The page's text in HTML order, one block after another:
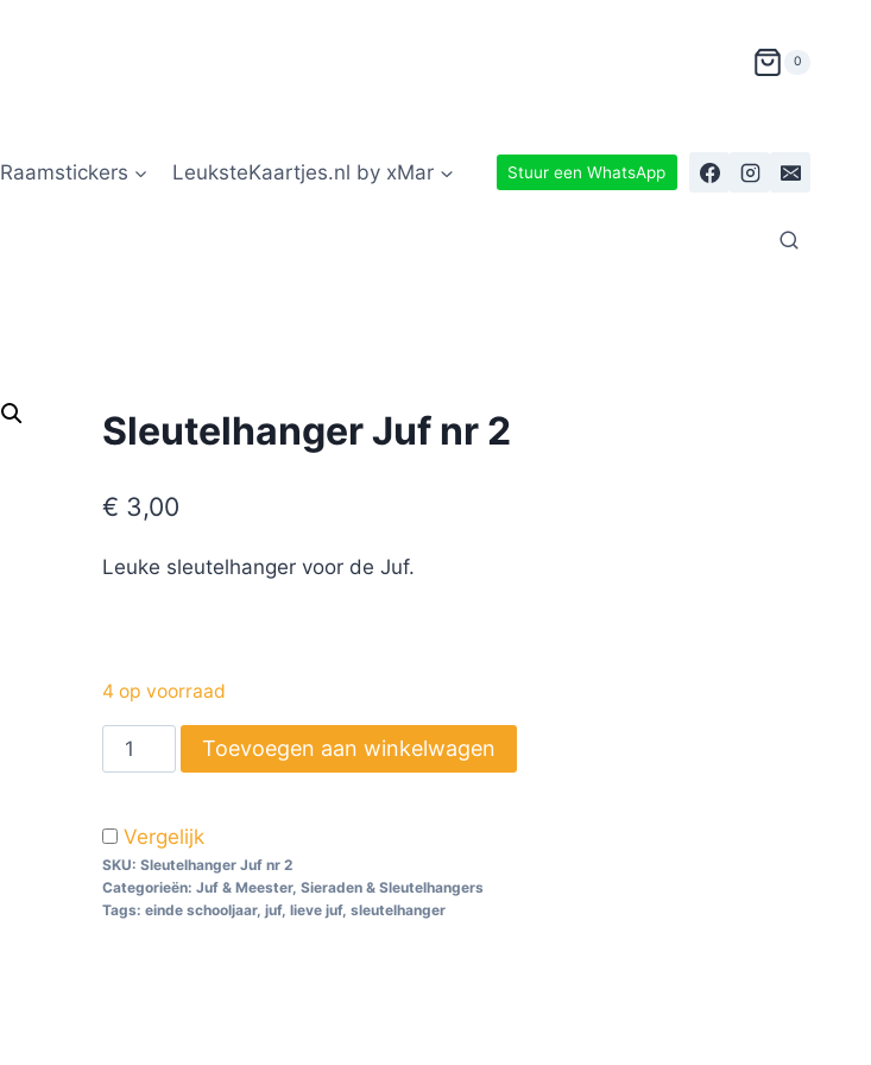
0
Raamstickers LeuksteKaartjes.nl by xMar Stuur een WhatsApp
Sleutelhanger Juf nr 2
€ 3,00
Leuke sleutelhanger voor de Juf.
4 op voorraad
Toevoegen aan winkelwagen
Vergelijk
SKU: Sleutelhanger Juf nr 2
Categorieën: Juf & Meester, Sieraden & Sleutelhangers
Tags: einde schooljaar, juf, lieve juf, sleutelhanger